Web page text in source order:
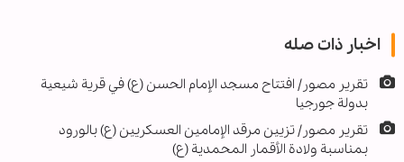
اخبار ذات صله
تقرير مصور/ افتتاح مسجد الإمام الحسن (ع) في قرية شيعية
بدولة جورجيا
تقرير مصور/ تزيين مرقد الإمامين العسكريين (ع) بالورود
بمناسبة ولادة الأقمار المحمدية (ع)